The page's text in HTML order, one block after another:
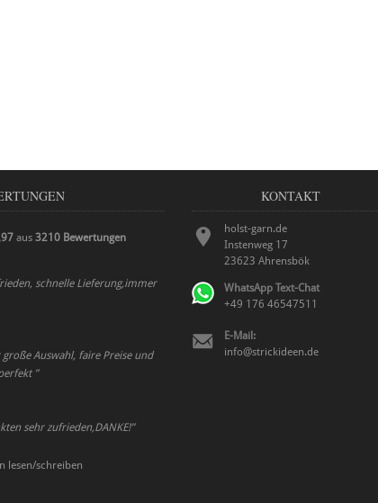
aus3210 Bewertungen
schnelle Lieferung,immer
Auswahl, faire Preise und
”
sehr zufrieden,DANKE!”
lesen/schreiben
KONTAKT
holst-garn.de
Instenweg 17
23623 Ahrensbök
WhatsApp Text-Chat
+49 176 46547511
E-Mail:
info@strickideen.de